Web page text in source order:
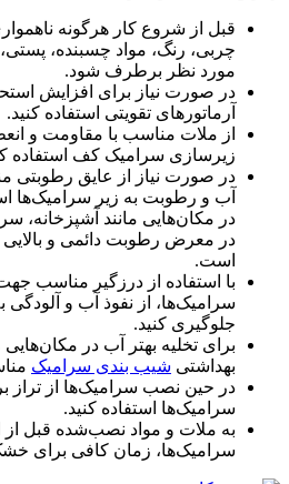
قبل از شروع کار هرگونه
چربی، رنگ، مواد چسبنده،
مورد نظر برطرف شود.
در صورت نیاز برای افزایش
آرماتورهای تقویتی استفاده کنید.
از ملات مناسب با مقاومت و
زیرسازی سرامیک کف استفاده
در صورت نیاز از عایق رطوبتی
آب و رطوبت به زیر سرامیک‌ها
در مکان‌هایی مانند آشپزخانه،
در معرض رطوبت دائمی و بالایی
است.
با استفاده از درزگیر مناسب
سرامیک‌ها، از نفوذ آب و
جلوگیری کنید.
برای تخلیه بهتر آب در
بهداشتی شیب بندی سرامیک
در حین نصب سرامیک‌ها از تراز
سرامیک‌ها استفاده کنید.
به ملات و مواد نصب‌شده قبل از
سرامیک‌ها، زمان کافی برای